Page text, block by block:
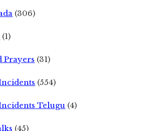
(306)
(1)
Prayers (31)
(554)
Telugu (4)
(45)